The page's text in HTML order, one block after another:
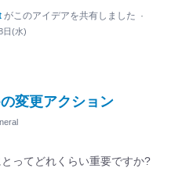
がこのアイデアを共有しました ·
日(水)
変更アクション
ってどれくらい重要ですか?